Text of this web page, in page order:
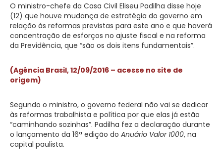
O ministro-chefe da Casa Civil Eliseu Padilha disse hoje
(12) que houve mudança de estratégia do governo em
relação às reformas previstas para este ano e que haverá
concentração de esforços no ajuste fiscal e na reforma
da Previdência, que “são os dois itens fundamentais”.
(Agência Brasil, 12/09/2016 – acesse no site de
origem)
Segundo o ministro, o governo federal não vai se dedicar
às reformas trabalhista e política por que elas já estão
“caminhando sozinhas”. Padilha fez a declaração durante
o lançamento da 16ª edição do Anuário Valor 1000, na
capital paulista.